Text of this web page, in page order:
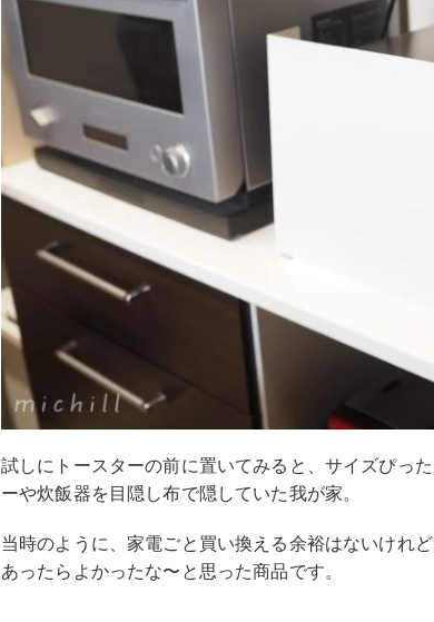
試しにトースターの前に置いてみると、サイズぴっ
ーや炊飯器を目隠し布で隠していた我が家。
当時のように、家電ごと買い換える余裕はないけれ
あったらよかったな〜と思った商品です。